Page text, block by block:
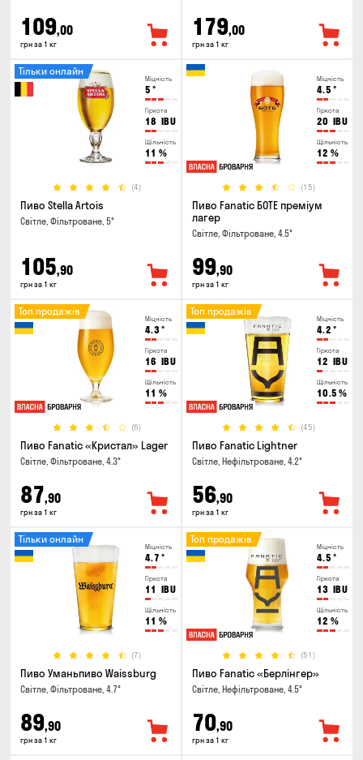
109,00
грн за 1 кг
179,00
грн за 1 кг
Міцність
5 °
Гіркота
18 IBU
Щільність
11 %
(4)
Тільки онлайн
Пиво Stella Artois
Світле, Фільтроване, 5°
105,90
грн за 1 кг
Міцність
4.5 °
Гіркота
20 IBU
Щільність
12 %
(15)
Пиво Fanatic БОТЕ преміум
лагер
Світле, Фільтроване, 4.5°
99,90
грн за 1 кг
Міцність
4.3°
Гіркота
16 IBU
Щільність
11 %
(6)
Топ продажів
Пиво Fanatic «Кристал» Lager
Світле, Фільтроване, 4.3°
87,90
грн за 1 кг
Міцність
4.2 °
Гіркота
12 IBU
Щільність
10.5 %
(45)
Топ продажів
Пиво Fanatic Lightner
Світле, Нефільтроване, 4.2°
56,90
грн за 1 кг
Міцність
4.7 °
Гіркота
11 IBU
Щільність
11 %
(7)
Тільки онлайн
Пиво Уманьпиво Waissburg
Світле, Фільтроване, 4.7°
89,90
грн за 1 кг
Міцність
4.5 °
Гіркота
13 IBU
Щільність
12 %
(51)
Топ продажів
Пиво Fanatic «Берлінгер»
Світле, Нефільтроване, 4.5°
70,90
грн за 1 кг